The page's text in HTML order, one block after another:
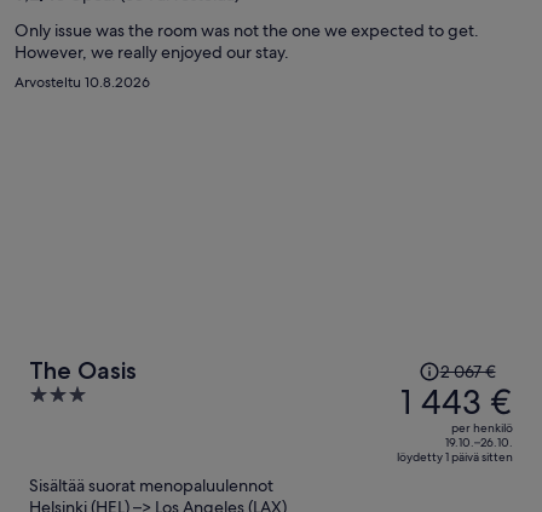
Only issue was the room was not the one we expected to get.
However, we really enjoyed our stay.
Arvosteltu 10.8.2026
The Oasis
3
Hinta
oli
2 067 €,
on
2 067 €
1 443 €
per henkilö
19.10.–26.10.
löydetty 1 päivä sitten
Sisältää suorat menopaluulennot
Helsinki (HEL) –> Los Angeles (LAX)